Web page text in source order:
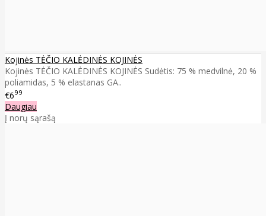
Kojinės TĖČIO KALĖDINĖS KOJINĖS
Kojinės TĖČIO KALĖDINĖS KOJINĖS Sudėtis: 75 % medvilnė, 20 %
poliamidas, 5 % elastanas GA..
€699
Daugiau
Į norų sąrašą